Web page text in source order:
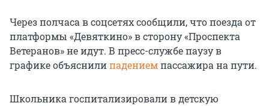
Через полчаса в соцсетях сообщили, что поезда от
платформы «Девяткино» в сторону «Проспекта
Ветеранов» не идут. В пресс-службе паузу в
графике объяснилипадениемпассажира на пути.
Школьника госпитализировали в детскую